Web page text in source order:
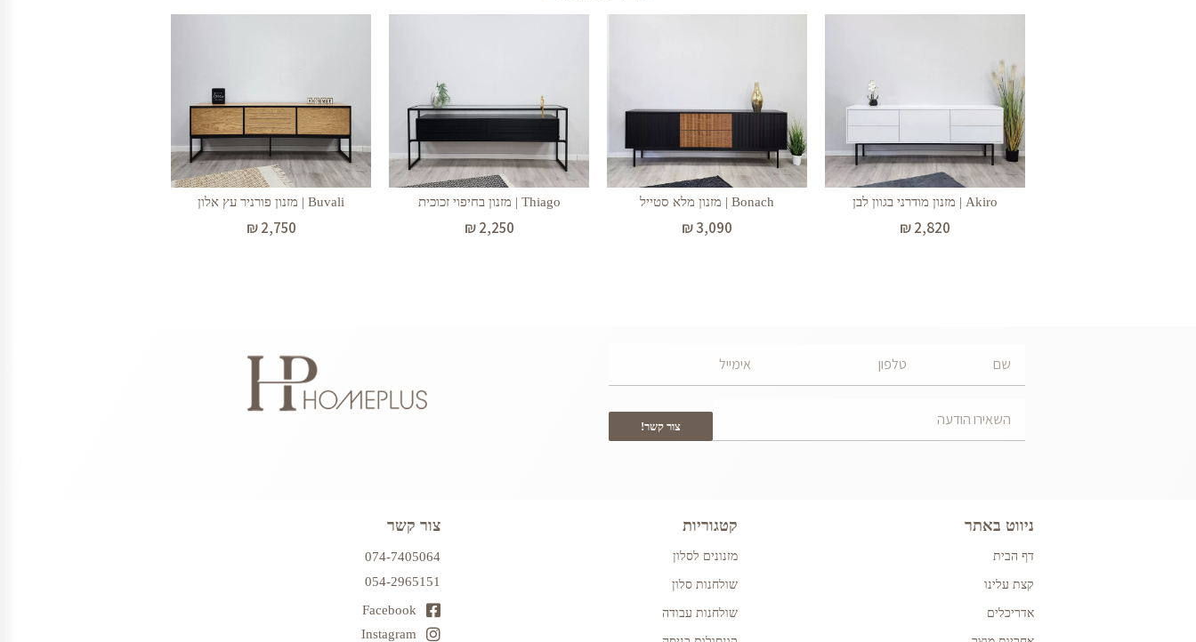
Akiro | מזנון מודרני בגוון לבן
₪2,820
Bonach | מזנון מלא סטייל
₪3,090
Thiago | מזנון בחיפוי זכוכית
₪2,250
Buvali | מזנון פורניר עץ אלון
₪2,750
צור קשר!
ניווט באתר
דף הבית
קצת עלינו
אדריכלים
קטגוריות
מזנונים לסלון
שולחנות סלון
שולחנות עבודה
צור קשר
074-7405064
054-2965151
Facebook
Instagram